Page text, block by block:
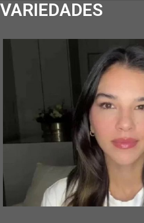
VARIEDADES